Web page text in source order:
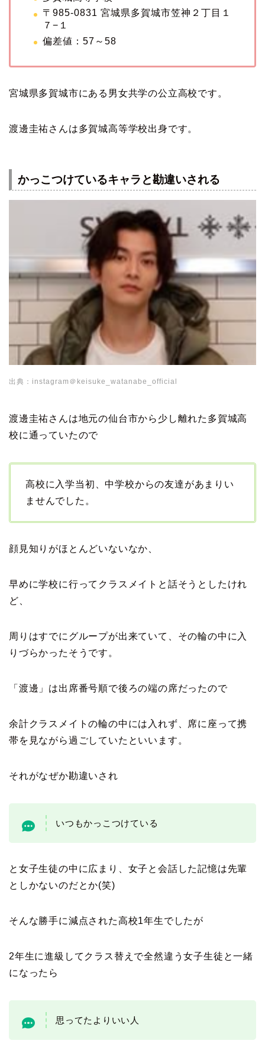
〒985-0831 宮城県多賀城市笠神２丁目１
７−１
偏差値：57～58
宮城県多賀城市にある男女共学の公立高校です。
渡邊圭祐さんは多賀城高等学校出身です。
かっこつけているキャラと勘違いされる
出典：instagram＠keisuke_watanabe_official
渡邊圭祐さんは地元の仙台市から少し離れた多賀城高
校に通っていたので
高校に入学当初、中学校からの友達があまりい
ませんでした。
顔見知りがほとんどいないなか、
早めに学校に行ってクラスメイトと話そうとしたけれ
ど、
周りはすでにグループが出来ていて、その輪の中に入
りづらかったそうです。
「渡邊」は出席番号順で後ろの端の席だったので
余計クラスメイトの輪の中には入れず、席に座って携
帯を見ながら過ごしていたといいます。
それがなぜか勘違いされ
いつもかっこつけている
と女子生徒の中に広まり、女子と会話した記憶は先輩
としかないのだとか(笑)
そんな勝手に減点された高校1年生でしたが
2年生に進級してクラス替えで全然違う女子生徒と一緒
になったら
思ってたよりいい人